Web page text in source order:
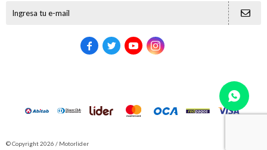
   
© Copyright 2026 / Motorlider